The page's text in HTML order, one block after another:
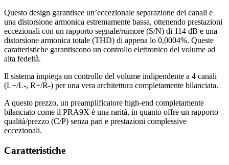
Questo design garantisce un’eccezionale separazione dei canali e
una distorsione armonica estremamente bassa, ottenendo prestazioni
eccezionali con un rapporto segnale/rumore (S/N) di 114 dB e una
distorsione armonica totale (THD) di appena lo 0,0004%. Queste
caratteristiche garantiscono un controllo elettronico del volume ad
alta fedeltà.
Il sistema impiega un controllo del volume indipendente a 4 canali
(L+/L-, R+/R-) per una vera architettura completamente bilanciata.
A questo prezzo, un preamplificatore high-end completamente
bilanciato come il PRA9X è una rarità, in quanto offre un rapporto
qualità/prezzo (C/P) senza pari e prestazioni complessive
eccezionali.
Caratteristiche